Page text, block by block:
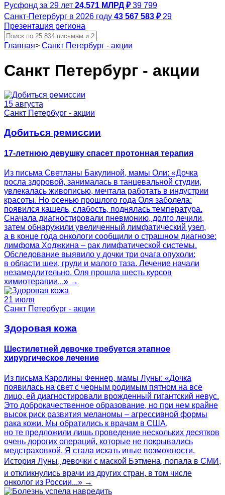
Русфонд за 29 лет 24,571 МЛРД ₽ 39 799
Санкт-Петербург в 2026 году 43 567 583 ₽ 29
Презентация региона
Главная> Санкт Петербург - акции
Санкт Петербург - акции
15 августа
Санкт Петербург - акции
Добиться ремиссии
17-летнюю девушку спасет протонная терапия
Из письма Светланы Бакулиной, мамы Оли: «Дочка
росла здоровой, занималась в танцевальной студии,
увлекалась живописью, мечтала работать в индустрии
красоты. Но осенью прошлого года Оля заболела:
появился кашель, слабость, поднялась температура.
Сначала диагностировали пневмонию, долго лечили,
затем обнаружили увеличенный лимфатический узел,
а в конце года онкологи сообщили о страшном диагнозе:
лимфома Ходжкина – рак лимфатической системы.
Обследование выявило у дочки три очага опухоли:
в области шеи, груди и малого таза. Лечение начали
незамедлительно. Оля прошла шесть курсов
химиотерапии...» →
21 июля
Санкт Петербург - акции
Здоровая кожа
Шестилетней девочке требуется этапное
хирургическое лечение
Из письма Каролины Феннер, мамы Луны: «Дочка
появилась на свет с черным родимым пятном на все
лицо, ей диагностировали врожденный гигантский невус.
Это доброкачественное образование, но при нем крайне
высок риск развития меланомы – агрессивной формы
рака кожи. Мы обратились к врачам в США,
но те предложили лишь проведение нескольких десятков
очень дорогих операций, которые не покрывались
медстраховкой. Я стала искать иные возможности.
История Луны, девочки с маской Бэтмена, попала в СМИ,
и откликнулись врачи из других стран, в том числе
онколог из России...» →